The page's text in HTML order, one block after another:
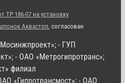
ТР 186-07 на установку
Аквастоп, согласован
- ГУП
- ОАО «Метрогипротранс»;
филиал
«Гипротрансмост»; - ОАО